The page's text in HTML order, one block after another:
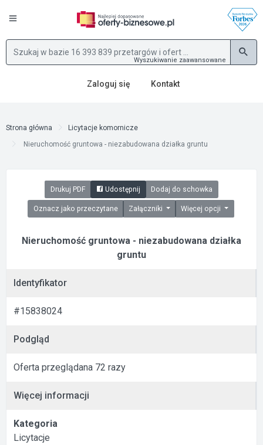
Wyszukiwanie zaawansowane
Zaloguj się Kontakt
Strona główna
Licytacje komornicze
Nieruchomość gruntowa - niezabudowana działka gruntu
Drukuj PDF Udostępnij Dodaj do schowka
Oznacz jako przeczytane Załączniki Więcej opcji
Nieruchomość gruntowa - niezabudowana działka
gruntu
Identyfikator
#15838024
Podgląd
Oferta przeglądana 72 razy
Więcej informacji
Kategoria
Licytacje